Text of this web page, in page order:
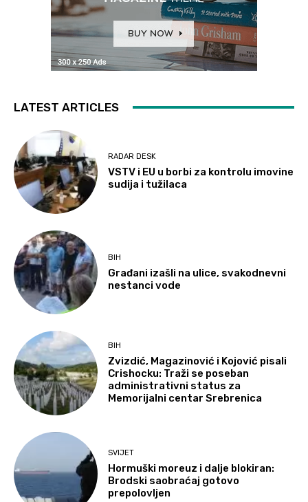
LATEST ARTICLES
RADAR DESK
VSTV i EU u borbi za kontrolu imovine
sudija i tužilaca
BIH
Građani izašli na ulice, svakodnevni
nestanci vode
BIH
Zvizdić, Magazinović i Kojović pisali
Crishocku: Traži se poseban
administrativni status za
Memorijalni centar Srebrenica
SVIJET
Hormuški moreuz i dalje blokiran:
Brodski saobraćaj gotovo
prepolovljen